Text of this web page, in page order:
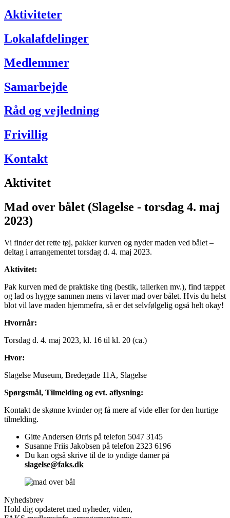
Aktiviteter
Lokalafdelinger
Medlemmer
Samarbejde
Råd og vejledning
Frivillig
Kontakt
Aktivitet
Mad over bålet (Slagelse - torsdag 4. maj
2023)
Vi finder det rette tøj, pakker kurven og nyder maden ved bålet –
deltag i arrangementet torsdag d. 4. maj 2023.
Aktivitet:
Pak kurven med de praktiske ting (bestik, tallerken mv.), find tæppet
og lad os hygge sammen mens vi laver mad over bålet. Hvis du helst
blot vil lave maden hjemmefra, så er det selvfølgelig også helt okay!
Hvornår:
Torsdag d. 4. maj 2023, kl. 16 til kl. 20 (ca.)
Hvor:
Slagelse Museum, Bredegade 11A, Slagelse
Spørgsmål, Tilmelding og evt. aflysning:
Kontakt de skønne kvinder og få mere af vide eller for den hurtige
tilmelding.
Gitte Andersen Ørris på telefon 5047 3145
Susanne Friis Jakobsen på telefon 2323 6196
Du kan også skrive til de to yndige damer på
slagelse@faks.dk
Nyhedsbrev
Hold dig opdateret med nyheder, viden,